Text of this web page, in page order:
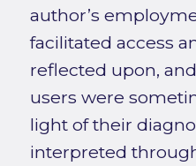
author’s
facilitated access
reflected upon,
users were
light of their
interpreted